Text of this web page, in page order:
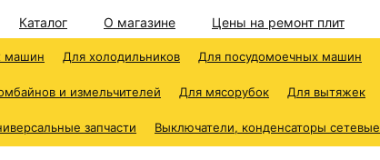
Каталог О магазине Цены на ремонт плит
машин Для холодильников Для посудомоечных машин
и измельчителей Для мясорубок Для вытяжек
запчасти Выключатели, конденсаторы сетевые